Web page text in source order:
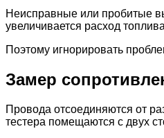
Неисправные или пробитые
увеличивается расход
Поэтому игнорировать
Замер
Провода отсоединяются от
тестера помещаются с двух